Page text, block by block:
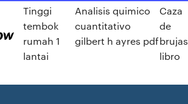
Tinggi
tembok
rumah 1
lantai
Analisis quimico
cuantitativo
gilbert h ayres pdf
Caza
de
brujas
libro